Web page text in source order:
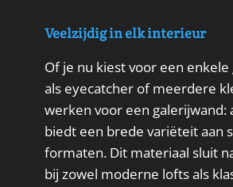
Veelzijdig in elk interieur
Of je nu kiest voor een
als eyecatcher of meerdere
werken voor een galerijwand:
biedt een brede variëteit aan
formaten. Dit materiaal sluit
bij zowel moderne lofts als